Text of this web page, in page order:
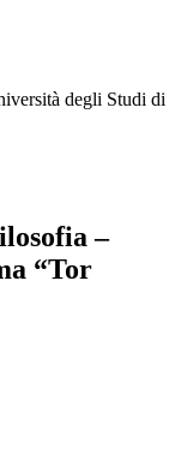
degli Studi di
–
“Tor